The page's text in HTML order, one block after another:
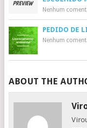
Nenhum
PEDIDO DE
Nenhum
ABOUT THE